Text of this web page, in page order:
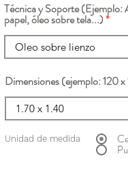
Técnica y Soporte (Ejemplo:
papel, óleo sobre tela...)
Dimensiones (ejemplo: 120
Unidad de medida